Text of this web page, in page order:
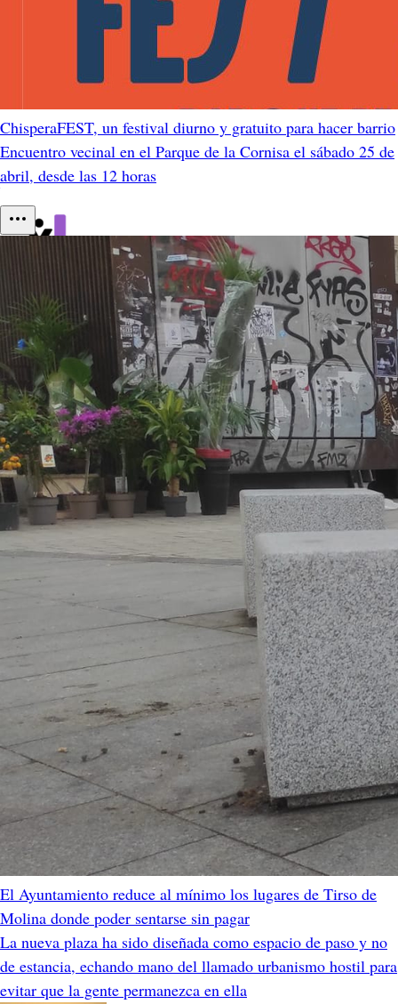
ChisperaFEST, un festival diurno y gratuito para hacer barrio
Encuentro vecinal en el Parque de la Cornisa el sábado 25 de
abril, desde las 12 horas
El Ayuntamiento reduce al mínimo los lugares de Tirso de
Molina donde poder sentarse sin pagar
La nueva plaza ha sido diseñada como espacio de paso y no
de estancia, echando mano del llamado urbanismo hostil para
evitar que la gente permanezca en ella